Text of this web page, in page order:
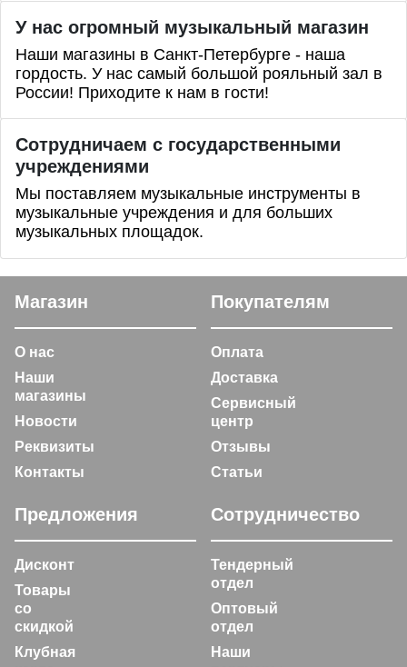
У нас огромный музыкальный магазин
Наши магазины в Санкт-Петербурге - наша
гордость. У нас самый большой рояльный зал в
России! Приходите к нам в гости!
Сотрудничаем с государственными
учреждениями
Мы поставляем музыкальные инструменты в
музыкальные учреждения и для больших
музыкальных площадок.
Магазин
О нас
Наши
магазины
Новости
Реквизиты
Контакты
Покупателям
Оплата
Доставка
Сервисный
центр
Отзывы
Статьи
Предложения
Дисконт
Товары
со
скидкой
Клубная
Сотрудничество
Тендерный
отдел
Оптовый
отдел
Наши